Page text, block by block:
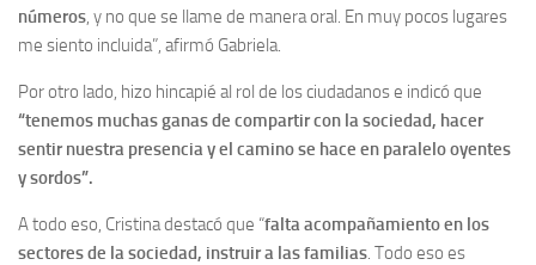
números, y no que se llame de manera oral. En muy pocos lugares
me siento incluida”, afirmó Gabriela.
Por otro lado, hizo hincapié al rol de los ciudadanos e indicó que
“tenemos muchas ganas de compartir con la sociedad, hacer
sentir nuestra presencia y el camino se hace en paralelo oyentes
y sordos”.
A todo eso, Cristina destacó que “falta acompañamiento en los
sectores de la sociedad, instruir a las familias. Todo eso es